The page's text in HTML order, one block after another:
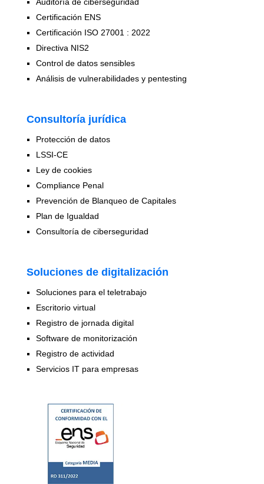
Certificación ENS
Certificación ISO 27001 : 2022
Directiva NIS2
Control de datos sensibles
Análisis de vulnerabilidades y pentesting
Consultoría jurídica
Protección de datos
LSSI-CE
Ley de cookies
Compliance Penal
Prevención de Blanqueo de Capitales
Plan de Igualdad
Consultoría de ciberseguridad
Soluciones de digitalización
Soluciones para el teletrabajo
Escritorio virtual
Registro de jornada digital
Software de monitorización
Registro de actividad
Servicios IT para empresas